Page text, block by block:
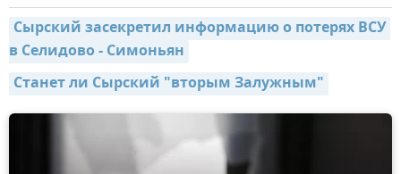
Сырский засекретил информацию о потерях ВСУ
в Селидово - Симоньян
Станет ли Сырский "вторым Залужным"